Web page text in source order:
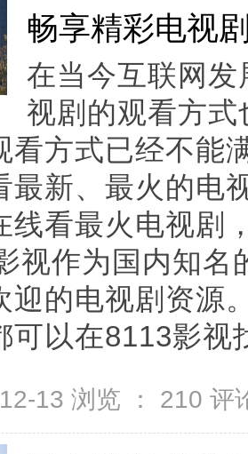
畅享精彩电视
在当今互联网
视剧的观看方
看方式已经不能
最新、最火的电
线看最火电视剧
视作为国内知名
迎的电视剧资源
可以在8113影视
13 浏览 ： 210 评